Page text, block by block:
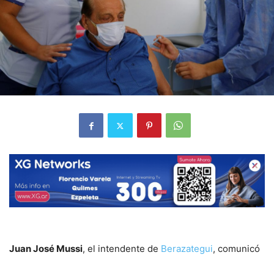
Juan José Mussi, el intendente de Berazategui, comunicó